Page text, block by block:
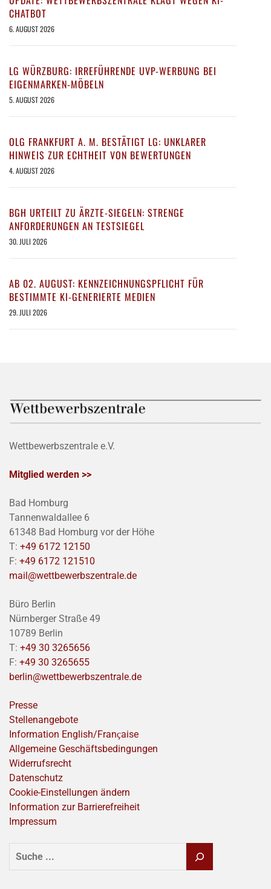
CHATBOT
6. AUGUST 2026
LG WÜRZBURG: IRREFÜHRENDE UVP-WERBUNG BEI
EIGENMARKEN-MÖBELN
5. AUGUST 2026
OLG FRANKFURT A. M. BESTÄTIGT LG: UNKLARER
HINWEIS ZUR ECHTHEIT VON BEWERTUNGEN
4. AUGUST 2026
BGH URTEILT ZU ÄRZTE-SIEGELN: STRENGE
ANFORDERUNGEN AN TESTSIEGEL
30. JULI 2026
AB 02. AUGUST: KENNZEICHNUNGSPFLICHT FÜR
BESTIMMTE KI-GENERIERTE MEDIEN
29. JULI 2026
Wettbewerbszentrale e.V.
Mitglied werden >>
Bad Homburg
Tannenwaldallee 6
61348 Bad Homburg vor der Höhe
T: +49 6172 12150
F: +49 6172 121510
mail@wettbewerbszentrale.de
Büro Berlin
Nürnberger Straße 49
10789 Berlin
T: +49 30 3265656
F: +49 30 3265655
berlin@wettbewerbszentrale.de
Presse
Stellenangebote
Information English/Franҫaise
Allgemeine Geschäftsbedingungen
Widerrufsrecht
Datenschutz
Cookie-Einstellungen ändern
Information zur Barrierefreiheit
Impressum
SUCHEN